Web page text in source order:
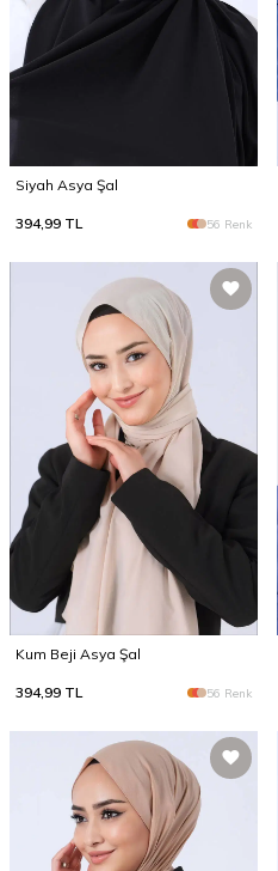
Siyah Asya Şal
394,99 TL 56 Renk
Kum Beji Asya Şal
394,99 TL 56 Renk